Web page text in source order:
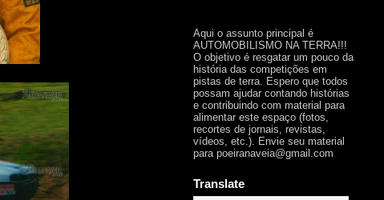
Aqui o assunto principal é
AUTOMOBILISMO NA TERRA!!!
O objetivo é resgatar um pouco da
história das competições em
pistas de terra. Espero que todos
possam ajudar contando histórias
e contribuindo com material para
alimentar este espaço (fotos,
recortes de jornais, revistas,
vídeos, etc.). Envie seu material
para poeiranaveia@gmail.com
Translate